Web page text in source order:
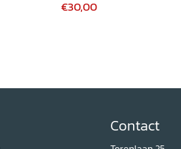
€30,00
Contact